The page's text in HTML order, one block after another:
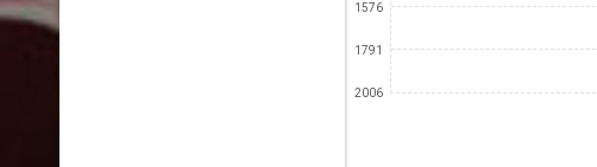
1576
1791
2006